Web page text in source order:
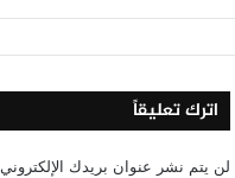
اترك تعليقاً
لن يتم نشر عنوان بريدك الإلكتروني.